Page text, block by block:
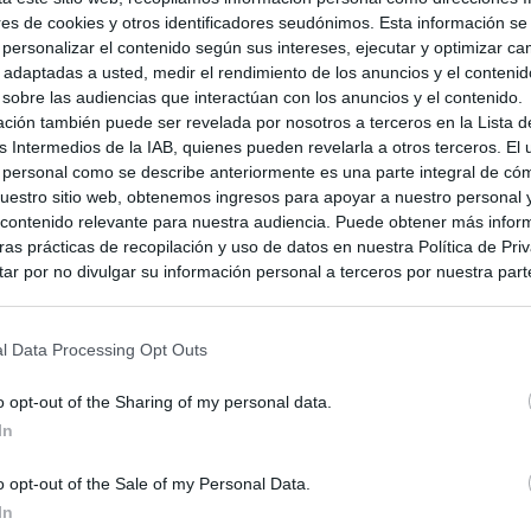
de cookies y otros identificadores seudónimos. Esta información
el contenido según sus intereses, ejecutar y optimizar
adaptadas a usted, medir el rendimiento de los anuncios y el
las audiencias que interactúan con los anuncios y el contenido.
también puede ser revelada por nosotros a terceros en la Lista
Intermedios de la IAB, quienes pueden revelarla a otros terceros. El
como se describe anteriormente es una parte integral de
sitio web, obtenemos ingresos para apoyar a nuestro personal
relevante para nuestra audiencia. Puede obtener más
prácticas de recopilación y uso de datos en nuestra Política de
por no divulgar su información personal a terceros por nuestra
en la información personal utilizada por nosotros o en
por no participar en la divulgación adicional de su información
en la Lista de participantes intermedios de la IAB.
Data Processing Opt Outs
opt-out of the Sharing of my personal data.
opt-out of the Sale of my Personal Data.
Al mismo tiempo, se ha confirmado que la demo
hace unos meses dejará de estar disponible a partir
en Nintendo Switch desde mucho tiempo atrás).